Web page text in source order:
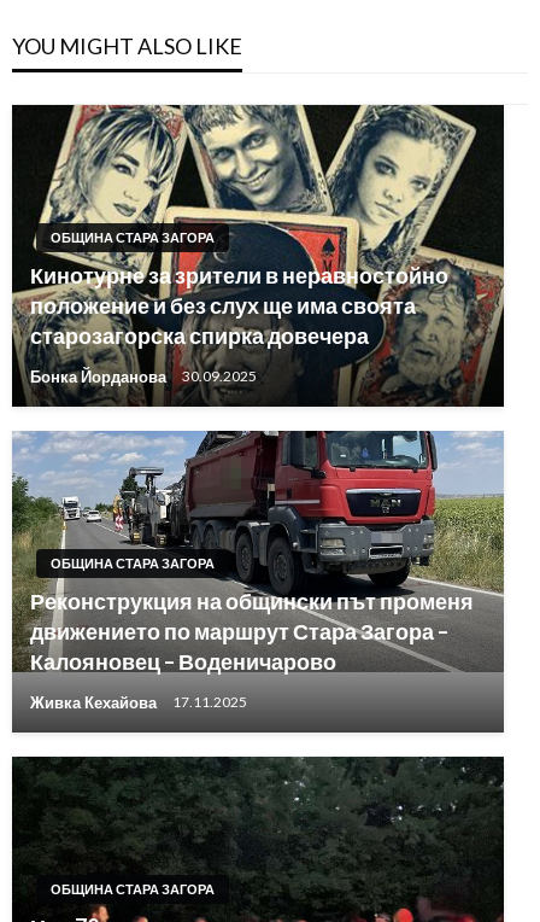
YOU MIGHT ALSO LIKE
ОБЩИНА СТАРА ЗАГОРА
Кинотурне за зрители в неравностойно
положение и без слух ще има своята
старозагорска спирка довечера
Бонка Йорданова 30.09.2025
ОБЩИНА СТАРА ЗАГОРА
Реконструкция на общински път променя
движението по маршрут Стара Загора –
Калояновец – Воденичарово
Живка Кехайова 17.11.2025
ОБЩИНА СТАРА ЗАГОРА